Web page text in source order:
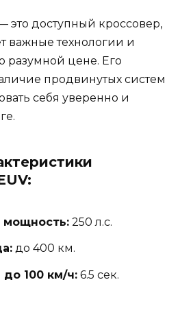
это доступный кроссовер,
важные технологии и
разумной цене. Его
продвинутых систем
себя уверенно и
мощность: 250 л.с.
до 400 км.
до 100 км/ч: 6.5 сек.